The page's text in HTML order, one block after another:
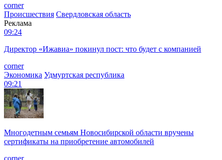
corner
Происшествия Свердловская область
Реклама
09:24
Директор «Ижавиа» покинул пост: что будет с компанией
corner
Экономика Удмуртская республика
09:21
Многодетным семьям Новосибирской области вручены
сертификаты на приобретение автомобилей
corner